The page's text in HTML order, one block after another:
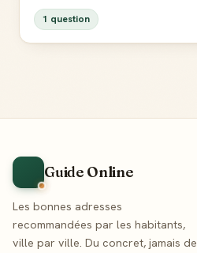
1 question
Guide Online
Les bonnes adresses
recommandées par les habitants,
ville par ville. Du concret, jamais de